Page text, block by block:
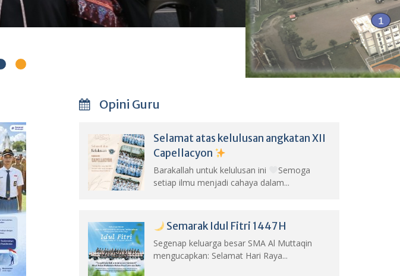
Opini Guru
Selamat atas kelulusan angkatan XII
Capellacyon
Barakallah untuk kelulusan ini
Semoga
setiap ilmu menjadi cahaya dalam...
Semarak Idul Fitri 1447 H
Segenap keluarga besar SMA Al Muttaqin
mengucapkan: Selamat Hari Raya...